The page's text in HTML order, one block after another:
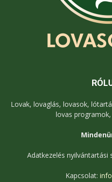
Lovak, lovaglás, lovasok,
lovas
Adatkezelés nyilvántartási
Kapcsolat: